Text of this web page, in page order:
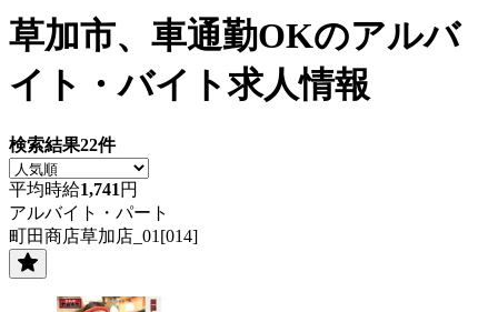
草加市、車通勤OKのアルバ
イト・バイト求人情報
検索結果22件
平均時給1,741 円
アルバイト・パート
町田商店草加店_01[014]